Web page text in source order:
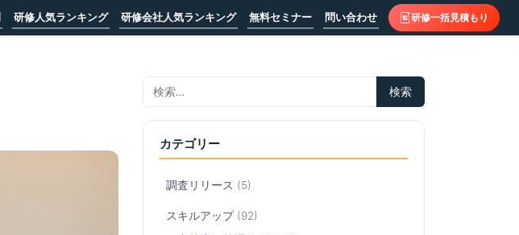
研修人気ランキング 研修会社人気ランキング 無料セミナー 問い合わせ 研修一括見積もり
カテゴリー
調査リリース (5)
スキルアップ(92)